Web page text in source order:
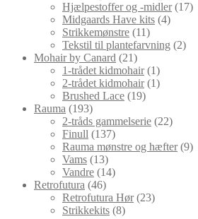
varer
Hjælpestoffer og -midler 1717
Midgaards Have kits 44
Strikkemønstre 1111
varer
Tekstil til plantefarvning 22
Mohair by Canard 2121
varer
1-trådet kidmohair 11
vare
2-trådet kidmohair 11
Brushed Lace 1919
Rauma 193193
varer
2-tråds gammelserie 2222
Finull 137137
varer
Rauma mønstre og hæfter 99
Vams 1313
varer
Vandre 1414
Retrofutura 4646
varer
Retrofutura Hør 2323
Strikkekits 88